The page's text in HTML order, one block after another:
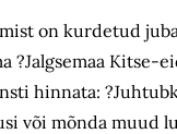
on kurdetud
?Jalgsemaa Kitse-
hinnata:
või mõnda muud